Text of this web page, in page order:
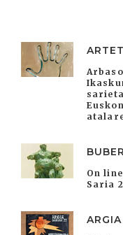
On
Saria